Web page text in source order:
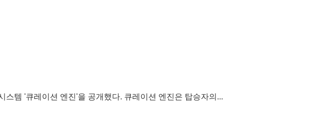
템 '큐레이션 엔진'을 공개했다. 큐레이션 엔진은 탑승자의...